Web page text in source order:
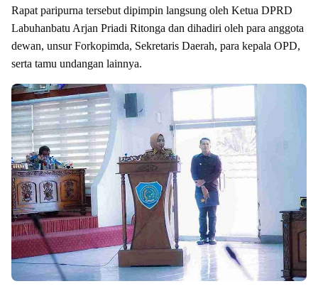
Rapat paripurna tersebut dipimpin langsung oleh Ketua DPRD
Labuhanbatu Arjan Priadi Ritonga dan dihadiri oleh para anggota
dewan, unsur Forkopimda, Sekretaris Daerah, para kepala OPD,
serta tamu undangan lainnya.